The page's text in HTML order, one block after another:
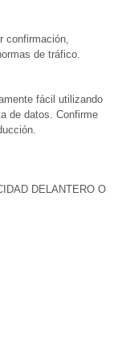
confirmación,
de tráfico.
fácil utilizando
de datos. Confirme
DELANTERO O